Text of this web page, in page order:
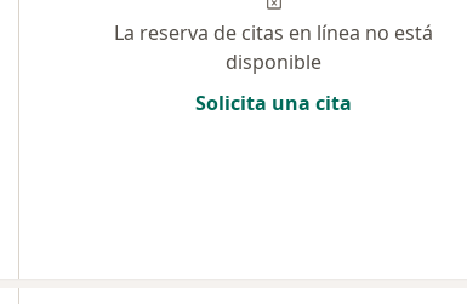
La reserva de citas en línea no está
disponible
Solicita una cita